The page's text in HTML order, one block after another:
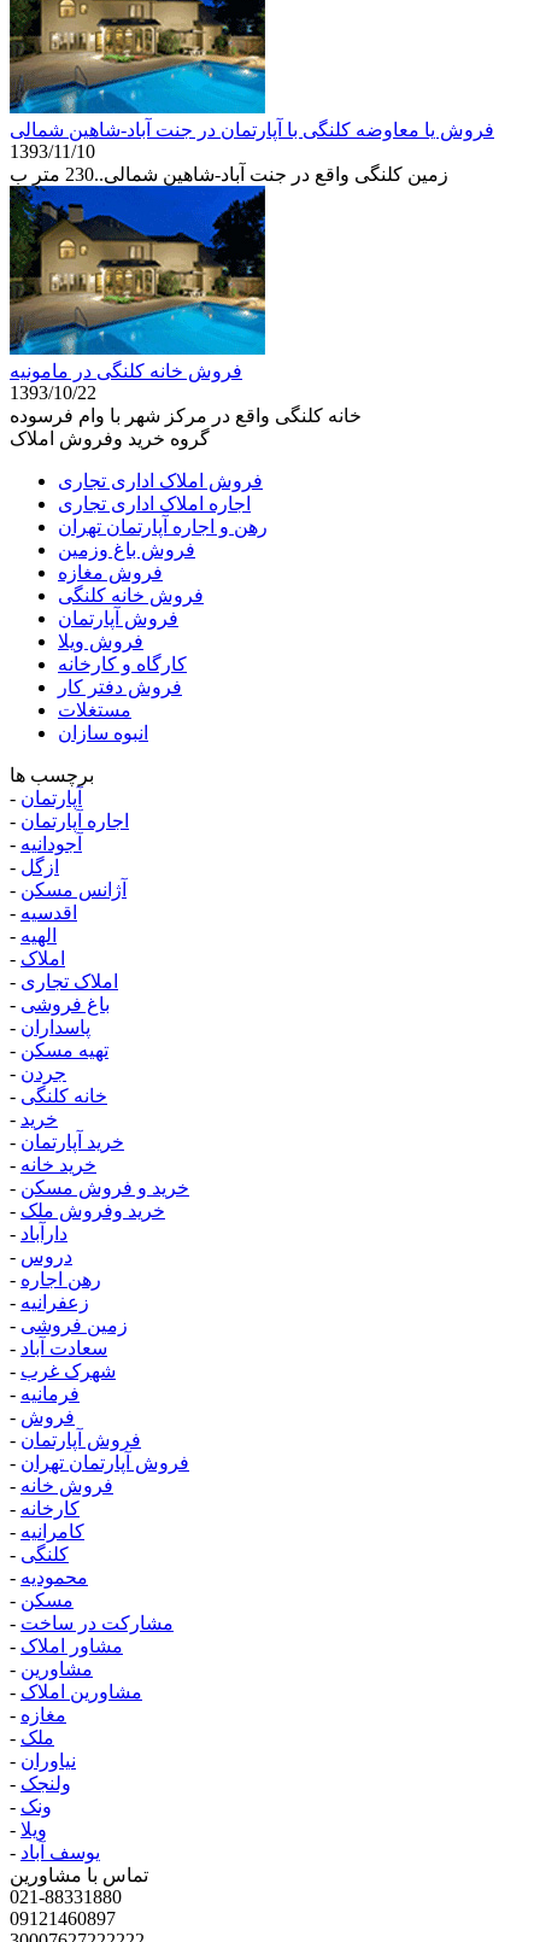
فروش یا معاوضه کلنگی با آپارتمان در جنت آباد-شاهین شمالی
1393/11/10
زمین کلنگی واقع در جنت آباد-شاهین شمالی..230 متر ب
فروش خانه کلنگی در مامونیه
1393/10/22
خانه کلنگی واقع در مرکز شهر با وام فرسوده
گروه خرید وفروش املاک
فروش املاک اداری تجاری
اجاره املاک اداری تجاری
رهن و اجاره آپارتمان تهران
فروش باغ وزمین
فروش مغازه
فروش خانه کلنگی
فروش آپارتمان
فروش ویلا
کارگاه و کارخانه
فروش دفتر کار
مستغلات
انبوه سازان
برچسب ها
- آپارتمان
- اجاره آپارتمان
- آجودانیه
- ازگل
- آژانس مسکن
- اقدسیه
- الهیه
- املاک
- املاک تجاری
- باغ فروشی
- پاسداران
- تهیه مسکن
- جردن
- خانه کلنگی
- خرید
- خرید آپارتمان
- خرید خانه
- خرید و فروش مسکن
- خرید وفروش ملک
- دارآباد
- دروس
- رهن اجاره
- زعفرانیه
- زمین فروشی
- سعادت آباد
- شهرک غرب
- فرمانیه
- فروش
- فروش آپارتمان
- فروش آپارتمان تهران
- فروش خانه
- کارخانه
- کامرانیه
- کلنگی
- محمودیه
- مسکن
- مشارکت در ساخت
- مشاور املاک
- مشاورین
- مشاورین املاک
- مغازه
- ملک
- نیاوران
- ولنجک
- ونک
- ویلا
- یوسف آباد
تماس با مشاورین
021-88331880
09121460897